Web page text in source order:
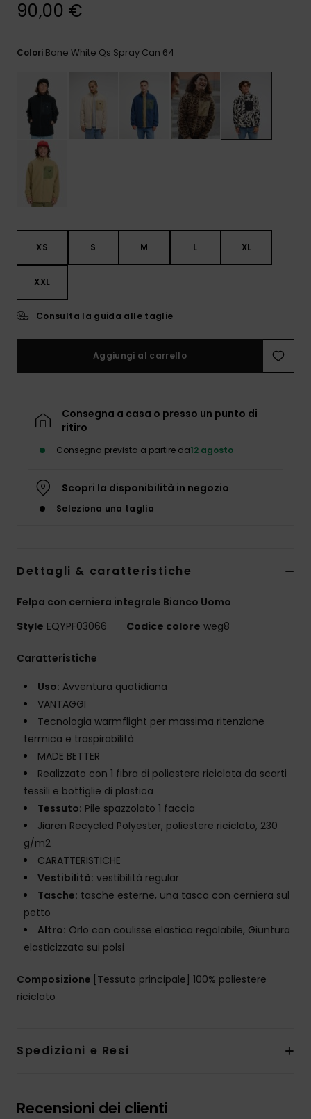
le FAQ
90,00 €
Colori Bone White Qs Spray Can 64
XS S M L XL
XXL
Consulta la guida alle taglie
Aggiungi al carrello
Consegna a casa o presso un punto di
ritiro
Consegna prevista a partire da12 agosto
Scopri la disponibilità in negozio
Seleziona una taglia
Dettagli & caratteristiche
Felpa con cerniera integrale Bianco Uomo
Style EQYPF03066 Codice colore weg8
Caratteristiche
Uso: Avventura quotidiana
VANTAGGI
Tecnologia warmflight per massima ritenzione
termica e traspirabilità
MADE BETTER
Realizzato con 1 fibra di poliestere riciclata da scarti
tessili e bottiglie di plastica
Tessuto: Pile spazzolato 1 faccia
Jiaren Recycled Polyester, poliestere riciclato, 230
g/m2
CARATTERISTICHE
Vestibilità: vestibilità regular
Tasche: tasche esterne, una tasca con cerniera sul
petto
Altro: Orlo con coulisse elastica regolabile, Giuntura
elasticizzata sui polsi
Composizione [Tessuto principale] 100% poliestere
riciclato
Spedizioni e Resi
Recensioni dei clienti